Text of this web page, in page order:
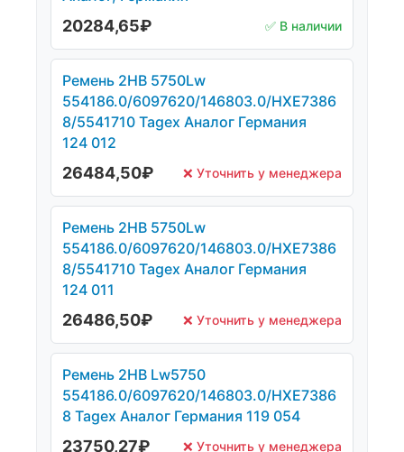
20284,65₽ ✅ В наличии
Ремень 2НВ 5750Lw
554186.0/6097620/146803.0/HXE7386
8/5541710 Tagex Аналог Германия
124 012
26484,50₽ ❌ Уточнить у менеджера
Ремень 2НВ 5750Lw
554186.0/6097620/146803.0/HXE7386
8/5541710 Tagex Аналог Германия
124 011
26486,50₽ ❌ Уточнить у менеджера
Ремень 2НВ Lw5750
554186.0/6097620/146803.0/HXE7386
8 Tagex Аналог Германия 119 054
23750,27₽ ❌ Уточнить у менеджера